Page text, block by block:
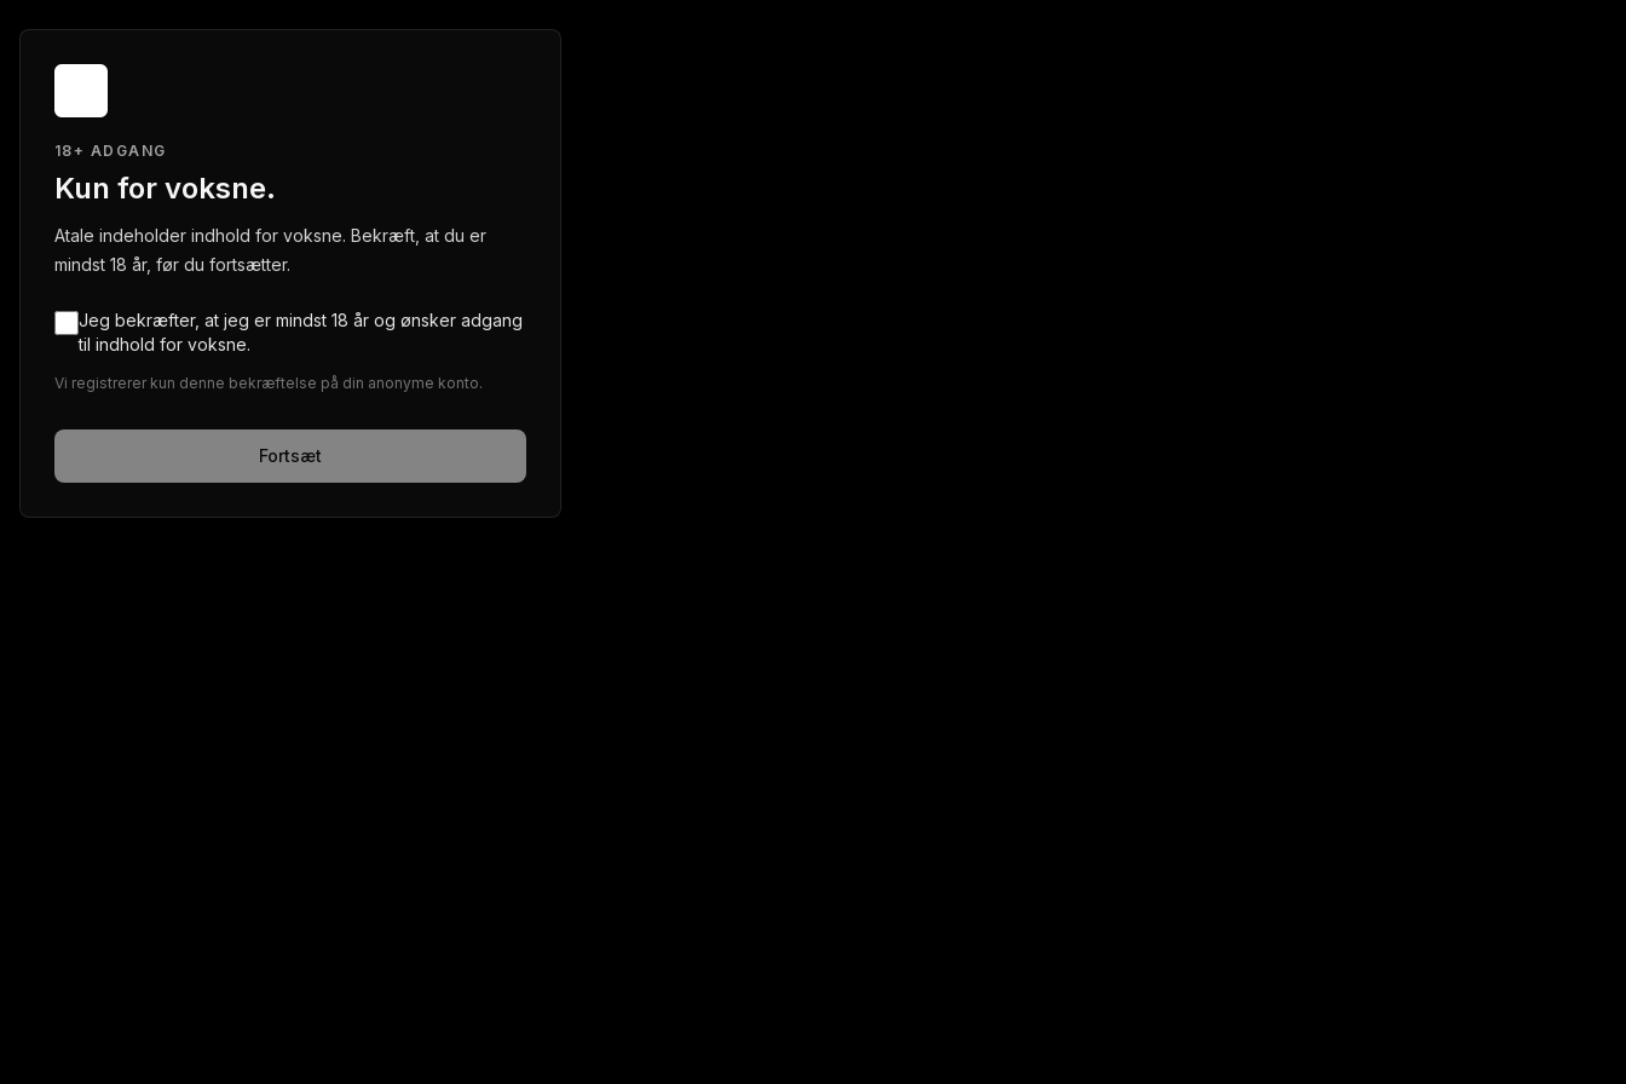
18+ ADGANG
Kun for voksne.
Atale indeholder indhold for voksne. Bekræft, at du er
mindst 18 år, før du fortsætter.
Jeg bekræfter, at jeg er mindst 18 år og ønsker adgang
til indhold for voksne.
Vi registrerer kun denne bekræftelse på din anonyme konto.
Fortsæt